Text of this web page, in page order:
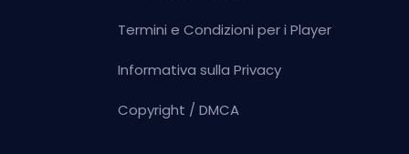
Termini e Condizioni per i Player
Informativa sulla Privacy
Copyright / DMCA